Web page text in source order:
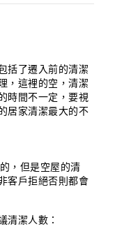
括了遷入前的清潔
，這裡的空，清潔
時間不一定，要視
居家清潔最大的不
，但是空屋的清
客戶拒絕否則都會
清潔人數：